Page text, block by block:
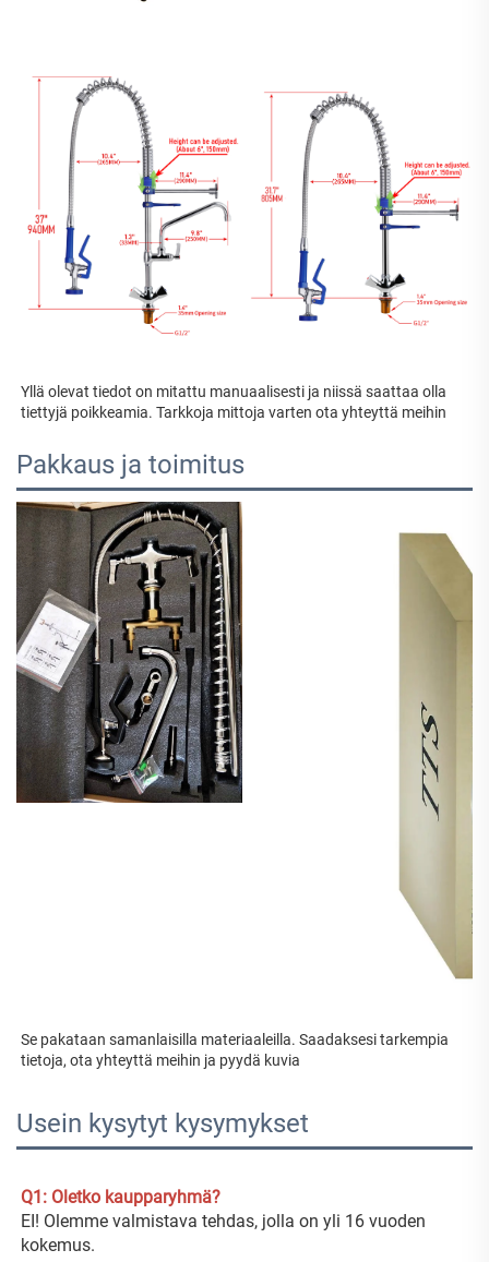
Yllä olevat tiedot on mitattu manuaalisesti ja niissä saattaa olla
tiettyjä poikkeamia. Tarkkoja mittoja varten ota yhteyttä meihin
Pakkaus ja toimitus
Se pakataan samanlaisilla materiaaleilla. Saadaksesi tarkempia
tietoja, ota yhteyttä meihin ja pyydä kuvia
Usein kysytyt kysymykset
Q1: Oletko kaupparyhmä?
EI! Olemme valmistava tehdas, jolla on yli 16 vuoden
kokemus.